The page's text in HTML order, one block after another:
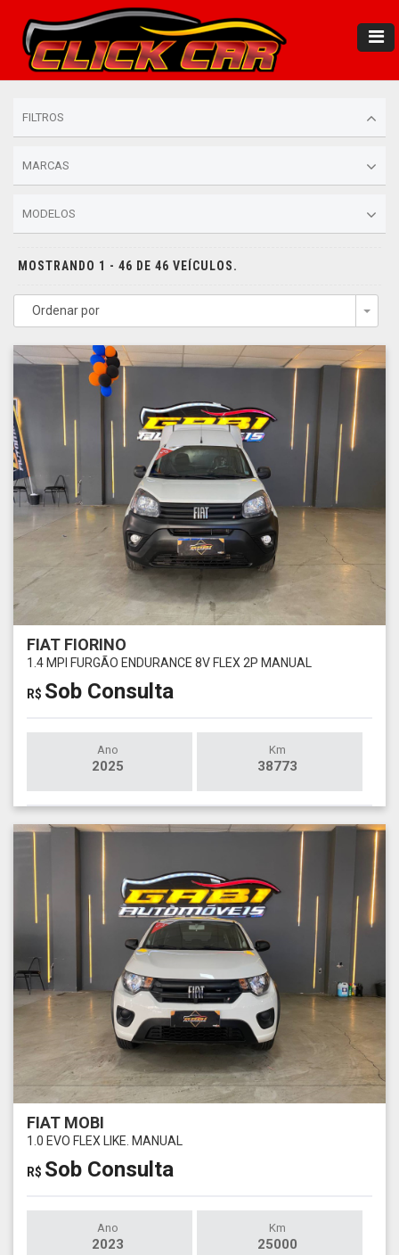
FILTROS
MARCAS
MODELOS
MOSTRANDO 1 - 46 DE 46 VEÍCULOS.
Ordenar por
FIAT FIORINO
1.4 MPI FURGÃO ENDURANCE 8V FLEX 2P MANUAL
R$ Sob Consulta
Ano
2025
Km
38773
FIAT MOBI
1.0 EVO FLEX LIKE. MANUAL
R$ Sob Consulta
Ano
2023
Km
25000